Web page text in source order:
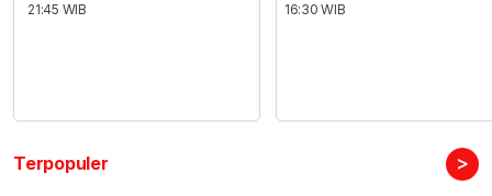
21:45 WIB
16:30 WIB
Terpopuler >